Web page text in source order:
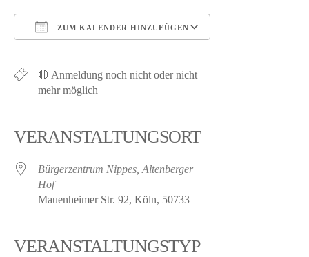
ZUM KALENDER HINZUFÜGEN
🔴 Anmeldung noch nicht oder nicht
mehr möglich
VERANSTALTUNGSORT
Bürgerzentrum Nippes, Altenberger
Hof
Mauenheimer Str. 92, Köln, 50733
VERANSTALTUNGSTYP